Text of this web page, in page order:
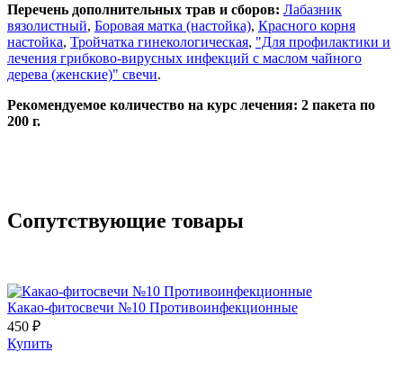
Перечень дополнительных трав и сборов: Лабазник
вязолистный, Боровая матка (настойка), Красного корня
настойка, Тройчатка гинекологическая, "Для профилактики и
лечения грибково-вирусных инфекций с маслом чайного
дерева (женские)" свечи.
Рекомендуемое количество на курс лечения: 2 пакета по
200 г.
Сопутствующие товары
Какао-фитосвечи №10 Противоинфекционные
450 ₽
Купить